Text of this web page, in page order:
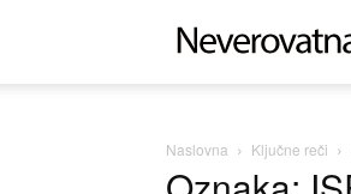
Naslovna Ključne reči